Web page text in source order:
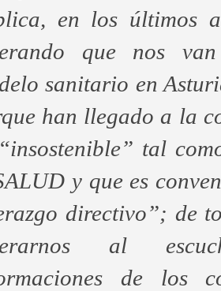
en los últimos
que nos
sanitario en
han llegado a la
tal
y que es
directivo”; de
al
de los